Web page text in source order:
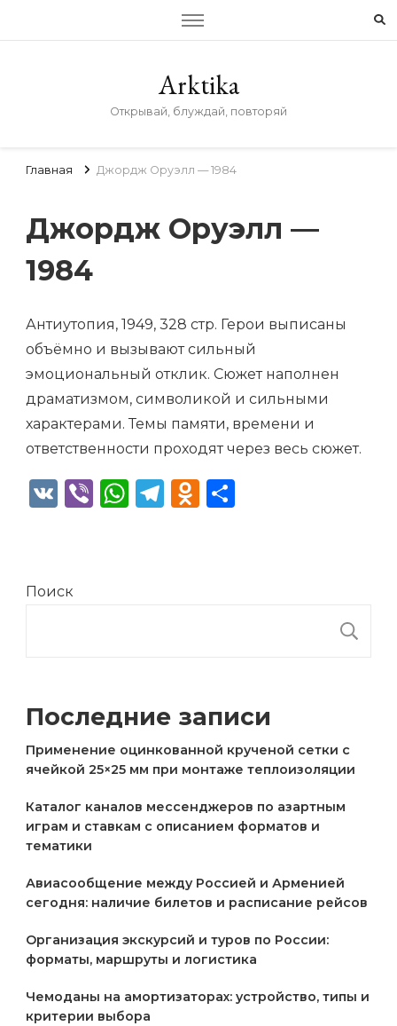
Arktika
Открывай, блуждай, повторяй
Главная Джордж Оруэлл — 1984
Джордж Оруэлл —
1984
Антиутопия, 1949, 328 стр. Герои выписаны
объёмно и вызывают сильный
эмоциональный отклик. Сюжет наполнен
драматизмом, символикой и сильными
характерами. Темы памяти, времени и
ответственности проходят через весь сюжет.
VK ViberWhatsApp
Telegram
Odnoklassniki
Поиск
Последние записи
Применение оцинкованной крученой сетки с
ячейкой 25×25 мм при монтаже теплоизоляции
Каталог каналов мессенджеров по азартным
играм и ставкам с описанием форматов и
тематики
Авиасообщение между Россией и Арменией
сегодня: наличие билетов и расписание рейсов
Организация экскурсий и туров по России:
форматы, маршруты и логистика
Чемоданы на амортизаторах: устройство, типы и
критерии выбора